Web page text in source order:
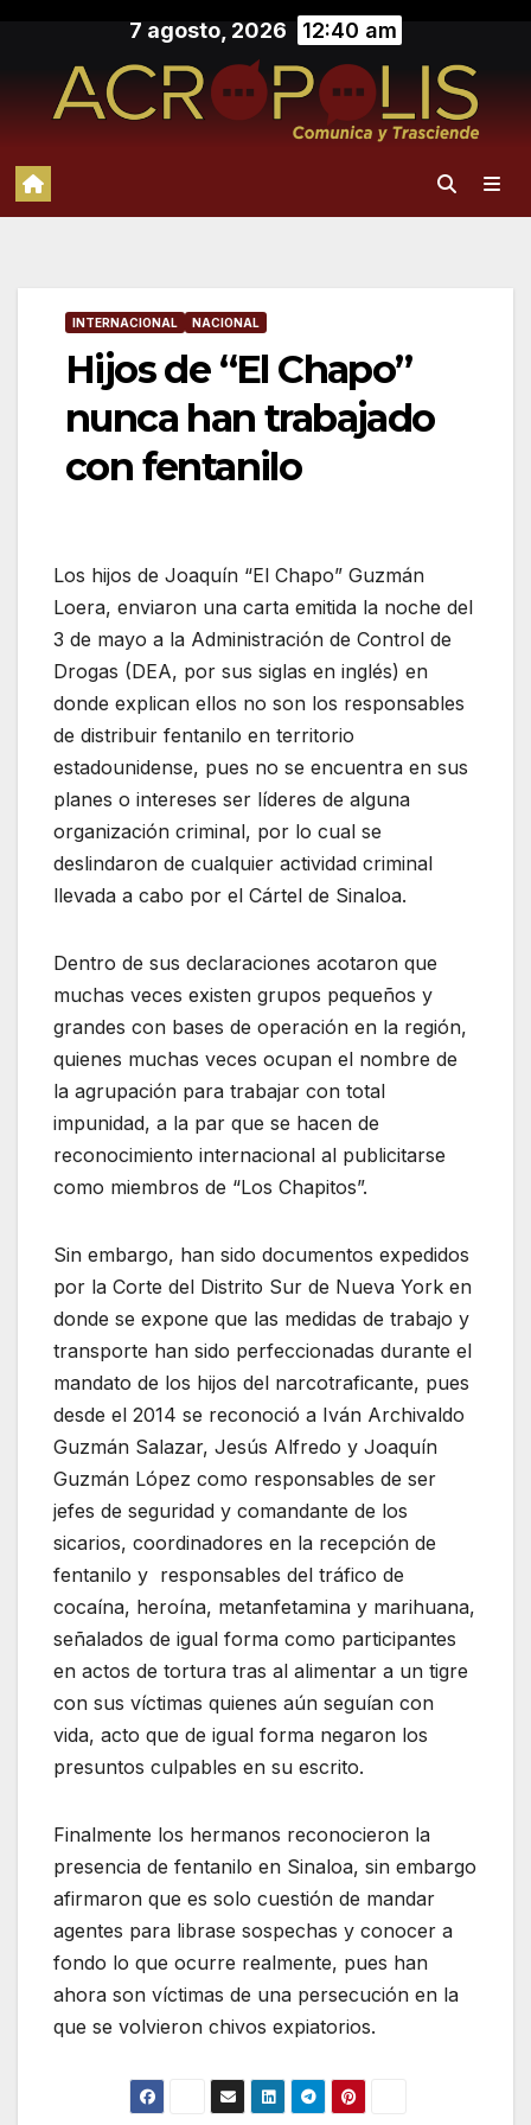
contenido
7 agosto, 2026 12:40 am
INTERNACIONAL NACIONAL
Hijos de “El Chapo”
nunca han trabajado
con fentanilo
Los hijos de Joaquín “El Chapo” Guzmán
Loera, enviaron una carta emitida la noche del
3 de mayo a la Administración de Control de
Drogas (DEA, por sus siglas en inglés) en
donde explican ellos no son los responsables
de distribuir fentanilo en territorio
estadounidense, pues no se encuentra en sus
planes o intereses ser líderes de alguna
organización criminal, por lo cual se
deslindaron de cualquier actividad criminal
llevada a cabo por el Cártel de Sinaloa.
Dentro de sus declaraciones acotaron que
muchas veces existen grupos pequeños y
grandes con bases de operación en la región,
quienes muchas veces ocupan el nombre de
la agrupación para trabajar con total
impunidad, a la par que se hacen de
reconocimiento internacional al publicitarse
como miembros de “Los Chapitos”.
Sin embargo, han sido documentos expedidos
por la Corte del Distrito Sur de Nueva York en
donde se expone que las medidas de trabajo y
transporte han sido perfeccionadas durante el
mandato de los hijos del narcotraficante, pues
desde el 2014 se reconoció a Iván Archivaldo
Guzmán Salazar, Jesús Alfredo y Joaquín
Guzmán López como responsables de ser
jefes de seguridad y comandante de los
sicarios, coordinadores en la recepción de
fentanilo y responsables del tráfico de
cocaína, heroína, metanfetamina y marihuana,
señalados de igual forma como participantes
en actos de tortura tras al alimentar a un tigre
con sus víctimas quienes aún seguían con
vida, acto que de igual forma negaron los
presuntos culpables en su escrito.
Finalmente los hermanos reconocieron la
presencia de fentanilo en Sinaloa, sin embargo
afirmaron que es solo cuestión de mandar
agentes para librase sospechas y conocer a
fondo lo que ocurre realmente, pues han
ahora son víctimas de una persecución en la
que se volvieron chivos expiatorios.